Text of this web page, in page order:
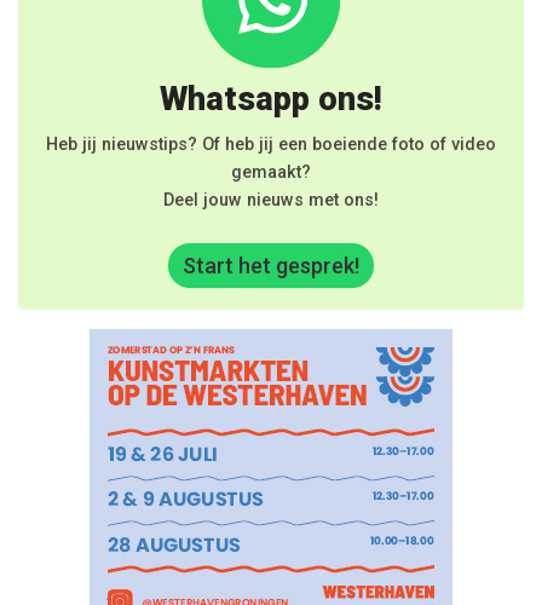
Whatsapp ons!
Heb jij nieuwstips? Of heb jij een boeiende foto of video
gemaakt?
Deel jouw nieuws met ons!
Start het gesprek!